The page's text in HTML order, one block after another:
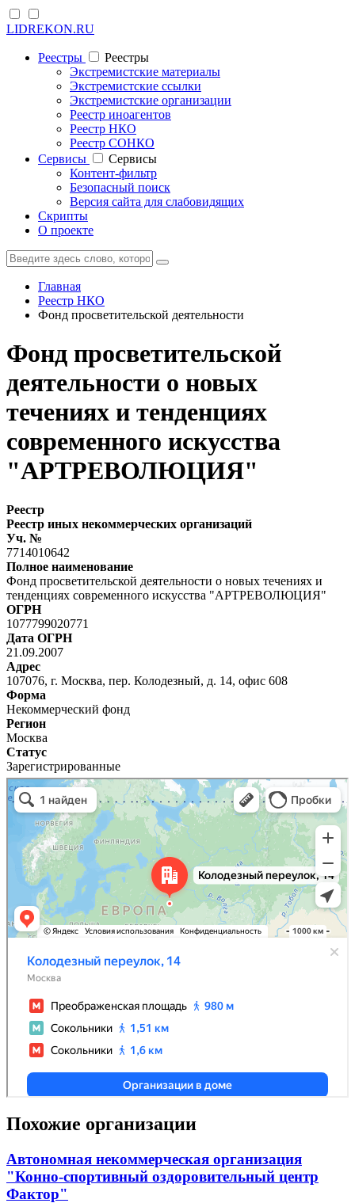
LIDREKON.RU
Реестры
Реестры
Экстремистские материалы
Экстремистские ссылки
Экстремистские организации
Реестр иноагентов
Реестр НКО
Реестр СОНКО
Cервисы
Cервисы
Контент-фильтр
Безопасный поиск
Версия сайта для слабовидящих
Скрипты
О проекте
Главная
Реестр НКО
Фонд просветительской деятельности
Фонд просветительской
деятельности о новых
течениях и тенденциях
современного искусства
"АРТРЕВОЛЮЦИЯ"
Реестр
Реестр иных некоммерческих организаций
Уч. №
7714010642
Полное наименование
Фонд просветительской деятельности о новых течениях и
тенденциях современного искусства "АРТРЕВОЛЮЦИЯ"
ОГРН
1077799020771
Дата ОГРН
21.09.2007
Адрес
107076, г. Москва, пер. Колодезный, д. 14, офис 608
Форма
Некоммерческий фонд
Регион
Москва
Статус
Зарегистрированные
Похожие организации
Автономная некоммерческая организация
"Конно-спортивный оздоровительный центр
Фактор"